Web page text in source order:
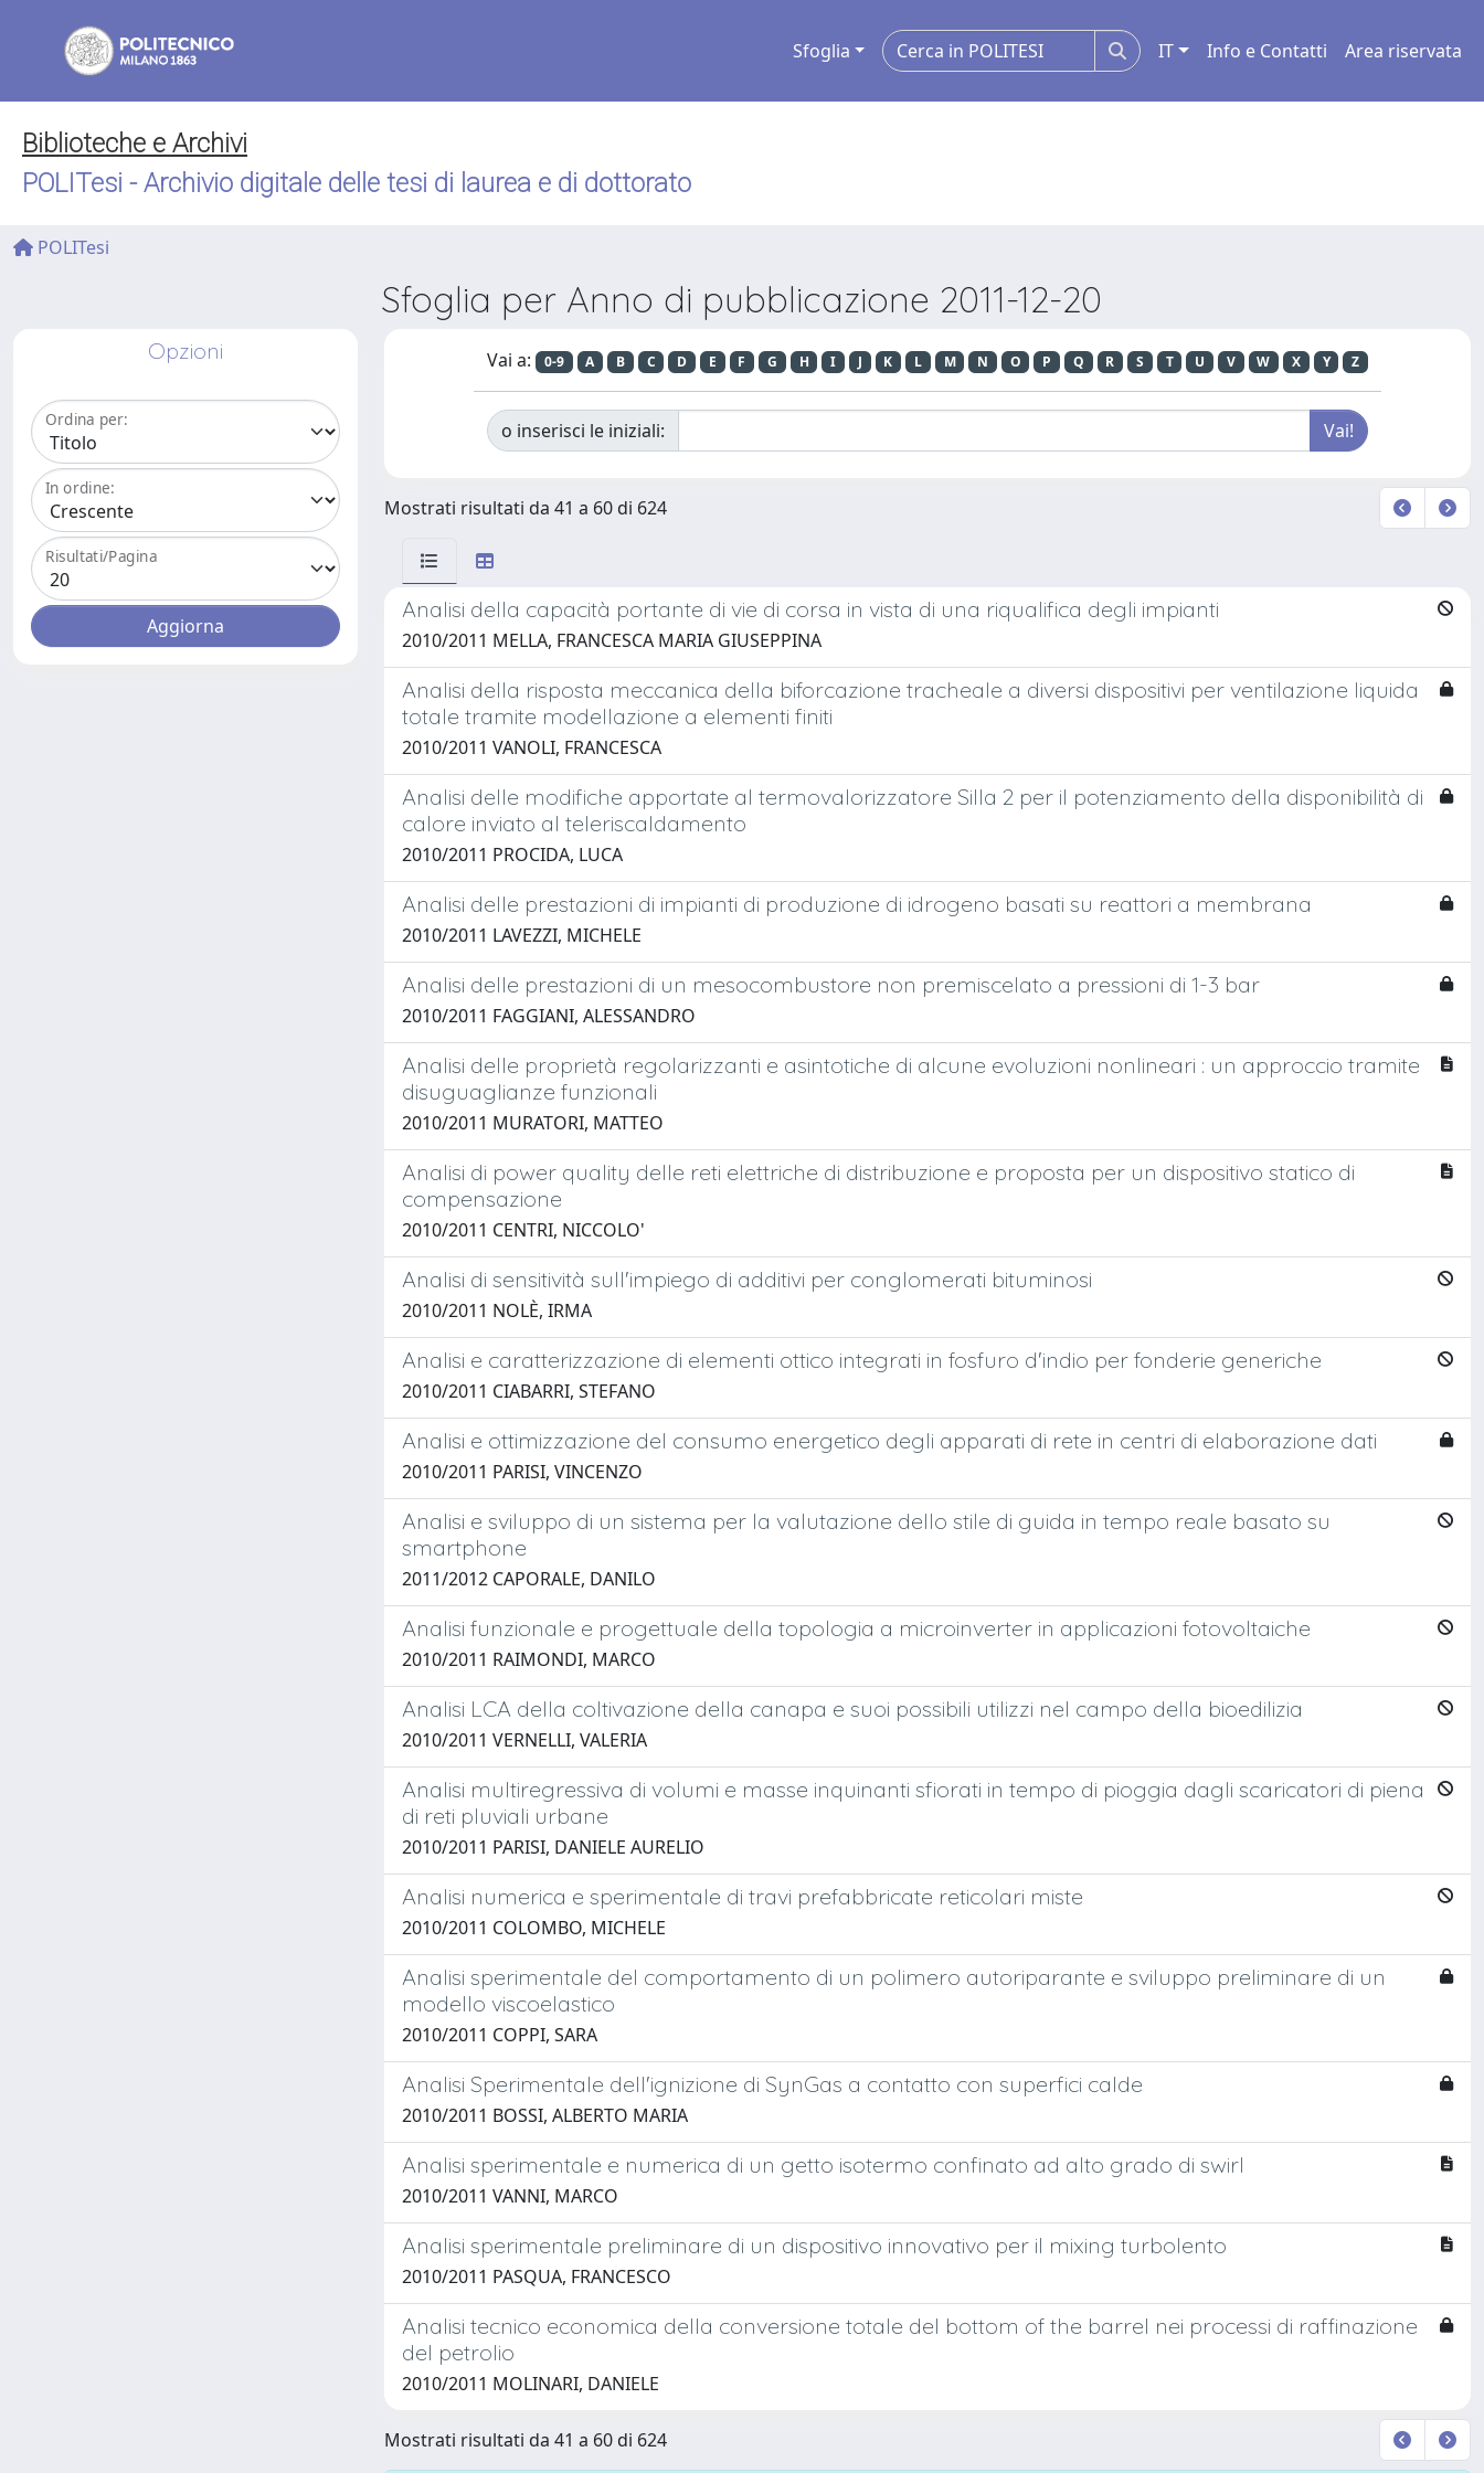
Sfoglia IT Info e Contatti Area riservata
Biblioteche e Archivi
POLITesi - Archivio digitale delle tesi di laurea e di dottorato
POLITesi
Sfoglia per Anno di pubblicazione 2011-12-20
Opzioni
Ordina per:
In ordine:
Risultati/Pagina
Vai a: 0-9 A B C D E F G H I J K L M N O P Q R S T U V W X Y Z
o inserisci le iniziali:
Mostrati risultati da 41 a 60 di 624
Analisi della capacità portante di vie di corsa in vista di una riqualifica degli impianti
2010/2011 MELLA, FRANCESCA MARIA GIUSEPPINA
Analisi della risposta meccanica della biforcazione tracheale a diversi dispositivi per ventilazione liquida
totale tramite modellazione a elementi finiti
2010/2011 VANOLI, FRANCESCA
Analisi delle modifiche apportate al termovalorizzatore Silla 2 per il potenziamento della disponibilità di
calore inviato al teleriscaldamento
2010/2011 PROCIDA, LUCA
Analisi delle prestazioni di impianti di produzione di idrogeno basati su reattori a membrana
2010/2011 LAVEZZI, MICHELE
Analisi delle prestazioni di un mesocombustore non premiscelato a pressioni di 1-3 bar
2010/2011 FAGGIANI, ALESSANDRO
Analisi delle proprietà regolarizzanti e asintotiche di alcune evoluzioni nonlineari : un approccio tramite
disuguaglianze funzionali
2010/2011 MURATORI, MATTEO
Analisi di power quality delle reti elettriche di distribuzione e proposta per un dispositivo statico di
compensazione
2010/2011 CENTRI, NICCOLO'
Analisi di sensitività sull'impiego di additivi per conglomerati bituminosi
2010/2011 NOLÈ, IRMA
Analisi e caratterizzazione di elementi ottico integrati in fosfuro d'indio per fonderie generiche
2010/2011 CIABARRI, STEFANO
Analisi e ottimizzazione del consumo energetico degli apparati di rete in centri di elaborazione dati
2010/2011 PARISI, VINCENZO
Analisi e sviluppo di un sistema per la valutazione dello stile di guida in tempo reale basato su
smartphone
2011/2012 CAPORALE, DANILO
Analisi funzionale e progettuale della topologia a microinverter in applicazioni fotovoltaiche
2010/2011 RAIMONDI, MARCO
Analisi LCA della coltivazione della canapa e suoi possibili utilizzi nel campo della bioedilizia
2010/2011 VERNELLI, VALERIA
Analisi multiregressiva di volumi e masse inquinanti sfiorati in tempo di pioggia dagli scaricatori di piena
di reti pluviali urbane
2010/2011 PARISI, DANIELE AURELIO
Analisi numerica e sperimentale di travi prefabbricate reticolari miste
2010/2011 COLOMBO, MICHELE
Analisi sperimentale del comportamento di un polimero autoriparante e sviluppo preliminare di un
modello viscoelastico
2010/2011 COPPI, SARA
Analisi Sperimentale dell'ignizione di SynGas a contatto con superfici calde
2010/2011 BOSSI, ALBERTO MARIA
Analisi sperimentale e numerica di un getto isotermo confinato ad alto grado di swirl
2010/2011 VANNI, MARCO
Analisi sperimentale preliminare di un dispositivo innovativo per il mixing turbolento
2010/2011 PASQUA, FRANCESCO
Analisi tecnico economica della conversione totale del bottom of the barrel nei processi di raffinazione
del petrolio
2010/2011 MOLINARI, DANIELE
Mostrati risultati da 41 a 60 di 624